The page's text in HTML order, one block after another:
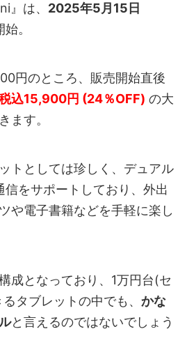
』は、 2025年5月15日
。
円のところ、販売開始直後
込15,900円 (24％OFF) の大
ます。
トとしては珍しく、デュアル
をサポートしており、外出
や電子書籍などを手軽に楽し
成となっており、1万円台(セ
タブレットの中でも、 かな
と言えるのではないでしょう